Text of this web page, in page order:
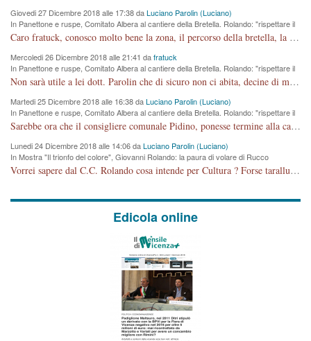
Giovedi 27 Dicembre 2018 alle 17:38 daLuciano Parolin (Luciano)
In Panettone e ruspe, Comitato Albera al cantiere della Bretella. Rolando: "rispettare il
cronoprogramma"
Caro fratuck, conosco molto bene la zona, il percorso della bretella, la situazione dei cittadini, abito in Viale Trento. A partire dal 2003 ho partecipato al Comitato di Maddalene pro bretella, e a riunioni propositive per apportare modifiche al progetto. Numerose mie foto del territorio sono arrivate a Roma, altri miei interventi (non graditi dalla Sx) sono stati pubblicati dal GdV, assieme ad altri come Ciro Asproso, ora favorevole alla bretella. Ho partecipato alla raccolta firme per la chiusura della strada x 5 giorni eseguita dal Sindaco Hullwech per sforamento 180 Micro/g. Pertanto come impegno per la tematica sono apposto con la coscienza. Ora il Progetto è partito, fine! Voglio dire che la nuova Giunta "comunale" non c'entra più. L'opera sarà "malauguratamente" eseguita, ma non con il mio placet. Il Consigliere Comunale dovrebbe capire che la campagna elettorale è finita, con buona pace di tutti. Quello che invece dovrebbe interessare è la proprietà della strada, dall'uscita autostradale Ovest, sino alla Rotatoria dell'Albara, vi sono tre possessori: Autostrade SpA; La Provincia, il Comune. Come la mettiamo per il futuro ? I costi, da 50 sono saliti a 100 milioni di € come dire 20 milioni a KM (!) da non credere. Comunque si farà. Ma nessuno canti Vittoria, anzi meglio non farne un ulteriore fatto "partitico" per questioni elettorali o di seggio. Se mi manda la sua mail, sono disponibile ad inviare i documenti e le foto sopra descritte. Con ossequi, Luciano Parolin
Mercoledi 26 Dicembre 2018 alle 21:41 dafratuck
In Panettone e ruspe, Comitato Albera al cantiere della Bretella. Rolando: "rispettare il
cronoprogramma"
Non sarà utile a lei dott. Parolin che di sicuro non ci abita, decine di migliaia di TIR, automobili e padroncini che passano quotidianamente per una strada appena rotabile, non è più possibile stendere i panni, attraversare la strada senza rischiare la morte, le case stanno crepando, i tempi sono cambiati e la bretella non passerà assolutamente per maddalene (ma cosa sta a dire?!), dia invece responsabilità a chi ha costruito tagliando la strada che doveva invece terminare a isola vicentina e non al moracchino lasciando Motta di Costabissara ancora in panne di traffico. I tempi sono cambiati dottore e se l'anagrafe della vita stagna nell'essere umano impressioni conservatrici, la società non le considera perchè va avanti, si industrializza e ha bisogno di infrastrutture e di sviluppo. Ultima considerazione, se è geloso di Rolando perchè vede in lui solo campagne politiche mentre si difendono i SOLI diritti dei cittadini, la preghiamo faccia considerazioni più appropriate. Saluti e complimenti per i suoi scritti.
Martedi 25 Dicembre 2018 alle 16:38 daLuciano Parolin (Luciano)
In Panettone e ruspe, Comitato Albera al cantiere della Bretella. Rolando: "rispettare il
cronoprogramma"
Sarebbe ora che il consigliere comunale Pidino, ponesse termine alla campagna elettorale nel territorio del suo seggio Villaggio del Sole. La tiraca è iniziata, distruggerà 6 km di prateria ovest della città, ricca di fonti e sorgenti d'acqua. I cittadini di Maddalene non avranno più Pace la notte. Molta colpa per la costruzione di questa Strada è proprio del signor Rolando,dei suoi gazebo mobili e che vuol far passare questa opera VANDALICA come progetto "utile" a chi ? Non è cosa seria sig. Rolando!
Lunedi 24 Dicembre 2018 alle 14:06 daLuciano Parolin (Luciano)
In Mostra "Il trionfo del colore", Giovanni Rolando: la paura di volare di Rucco
Vorrei sapere dal C.C. Rolando cosa intende per Cultura ? Forse tarallucci, vino e sagre, o spaghetti tricolori del PD ? Il continuo (s)parlare della mostra a Palazzo Chiericati caro consigliere DANNEGGIA FORTEMENTE l'immagine della città TUTTA e fa deviare i consensi che in RUSSIA (badi bene ex U.R.S.S.) sono ECCELLENTI. A livello artistico l'evento è di alta Valenza culturale, COMPITO di Tutta la Cittadinanza fare il possibile per propagandare l'iniziativa senza farne UN CASO PARTITICO come fa Lei da sempre. Meno Gazebo + Partecipazione! E così sia. Amen.
Edicola online